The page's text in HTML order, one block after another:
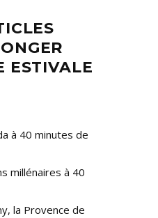
ESTIVALE
à 40 minutes de
millénaires à 40
la Provence de